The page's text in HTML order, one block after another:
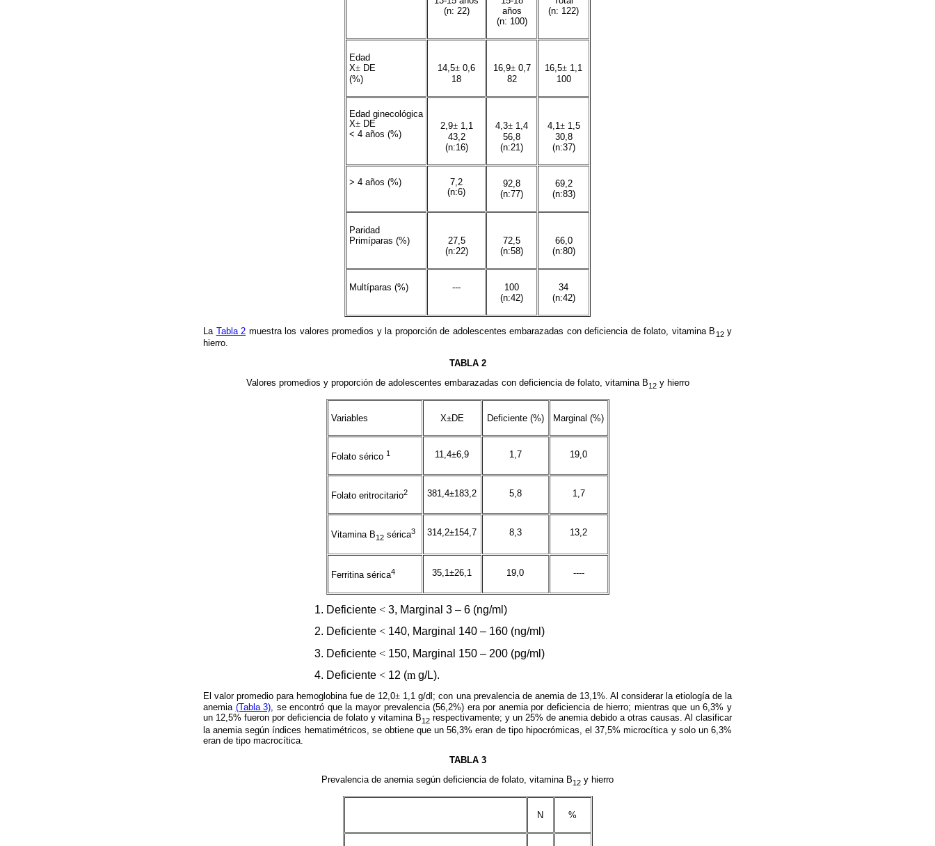
(n: 22)
años
(n: 100)
(n: 122)
Edad
X± DE
(%)
14,5± 0,6
18
16,9±0,7
82
16,5± 1,1
100
Edad ginecológica
X± DE
< 4 años (%)
2,9±1,1
43,2
(n:16)
4,3± 1,4
56,8
(n:21)
4,1 ±1,5
30,8
(n:37)
> 4 años (%)
7,2
(n:6)
92,8
(n:77)
69,2
(n:83)
Paridad
Primíparas (%)
27,5
(n:22)
72,5
(n:58)
66,0
(n:80)
Multíparas (%) ---
100
(n:42)
34
(n:42)
La Tabla 2 muestra los valores promedios y la proporción de adolescentes embarazadas con deficiencia de folato, vitamina B 12y
hierro.
TABLA 2
Valores promedios y proporción de adolescentes embarazadas con deficiencia de folato, vitamina B12y hierro
Variables X±DE Deficiente (%) Marginal (%)
Folato sérico 1 11,4±6,9 1,7 19,0
Folato eritrocitario2 381,4±183,2 5,8 1,7
Vitamina B12sérica3 314,2±154,7 8,3 13,2
Ferritina sérica4 35,1±26,1 19,0 ----
1. Deficiente < 3, Marginal 3 – 6 (ng/ml)
2. Deficiente < 140, Marginal 140 – 160 (ng/ml)
3. Deficiente < 150, Marginal 150 – 200 (pg/ml)
4. Deficiente < 12 (m g/L).
El valor promedio para hemoglobina fue de 12,0± 1,1 g/dl; con una prevalencia de anemia de 13,1%. Al considerar la etiología de la
anemia (Tabla 3), se encontró que la mayor prevalencia (56,2%) era por anemia por deficiencia de hierro; mientras que un 6,3% y
un 12,5% fueron por deficiencia de folato y vitamina B12 respectivamente; y un 25% de anemia debido a otras causas. Al clasificar
la anemia según índices hematimétricos, se obtiene que un 56,3% eran de tipo hipocrómicas, el 37,5% microcítica y solo un 6,3%
eran de tipo macrocítica.
TABLA 3
Prevalencia de anemia según deficiencia de folato, vitamina B12 y hierro
N %